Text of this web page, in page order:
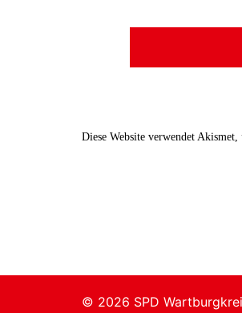
Diese Website verwendet Akismet,
© 2026 SPD